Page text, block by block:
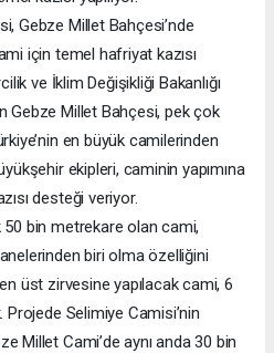
Gebze Millet Bahçesi’nde
için temel hafriyat kazısı
ve İklim Değişikliği Bakanlığı
Gebze Millet Bahçesi, pek çok
en büyük camilerinden
ekipleri, caminin yapımına
desteği veriyor.
50 bin metrekare olan cami,
biri olma özelliğini
üst zirvesine yapılacak cami, 6
Selimiye Camisi’nin
Millet Cami’de aynı anda 30 bin